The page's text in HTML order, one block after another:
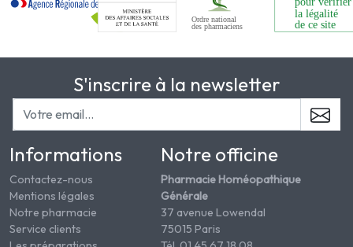
S'inscrire à la newsletter
Informations
Contactez-nous
Mentions légales
Notre pharmacie
Service clients
Notre officine
Pharmacie Homéopathique
Générale
37 avenue Lowendal
75015 Paris